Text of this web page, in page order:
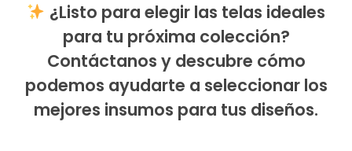
¿Listo para elegir las telas ideales
para tu próxima colección?
Contáctanos y descubre cómo
podemos ayudarte a seleccionar los
mejores insumos para tus diseños.